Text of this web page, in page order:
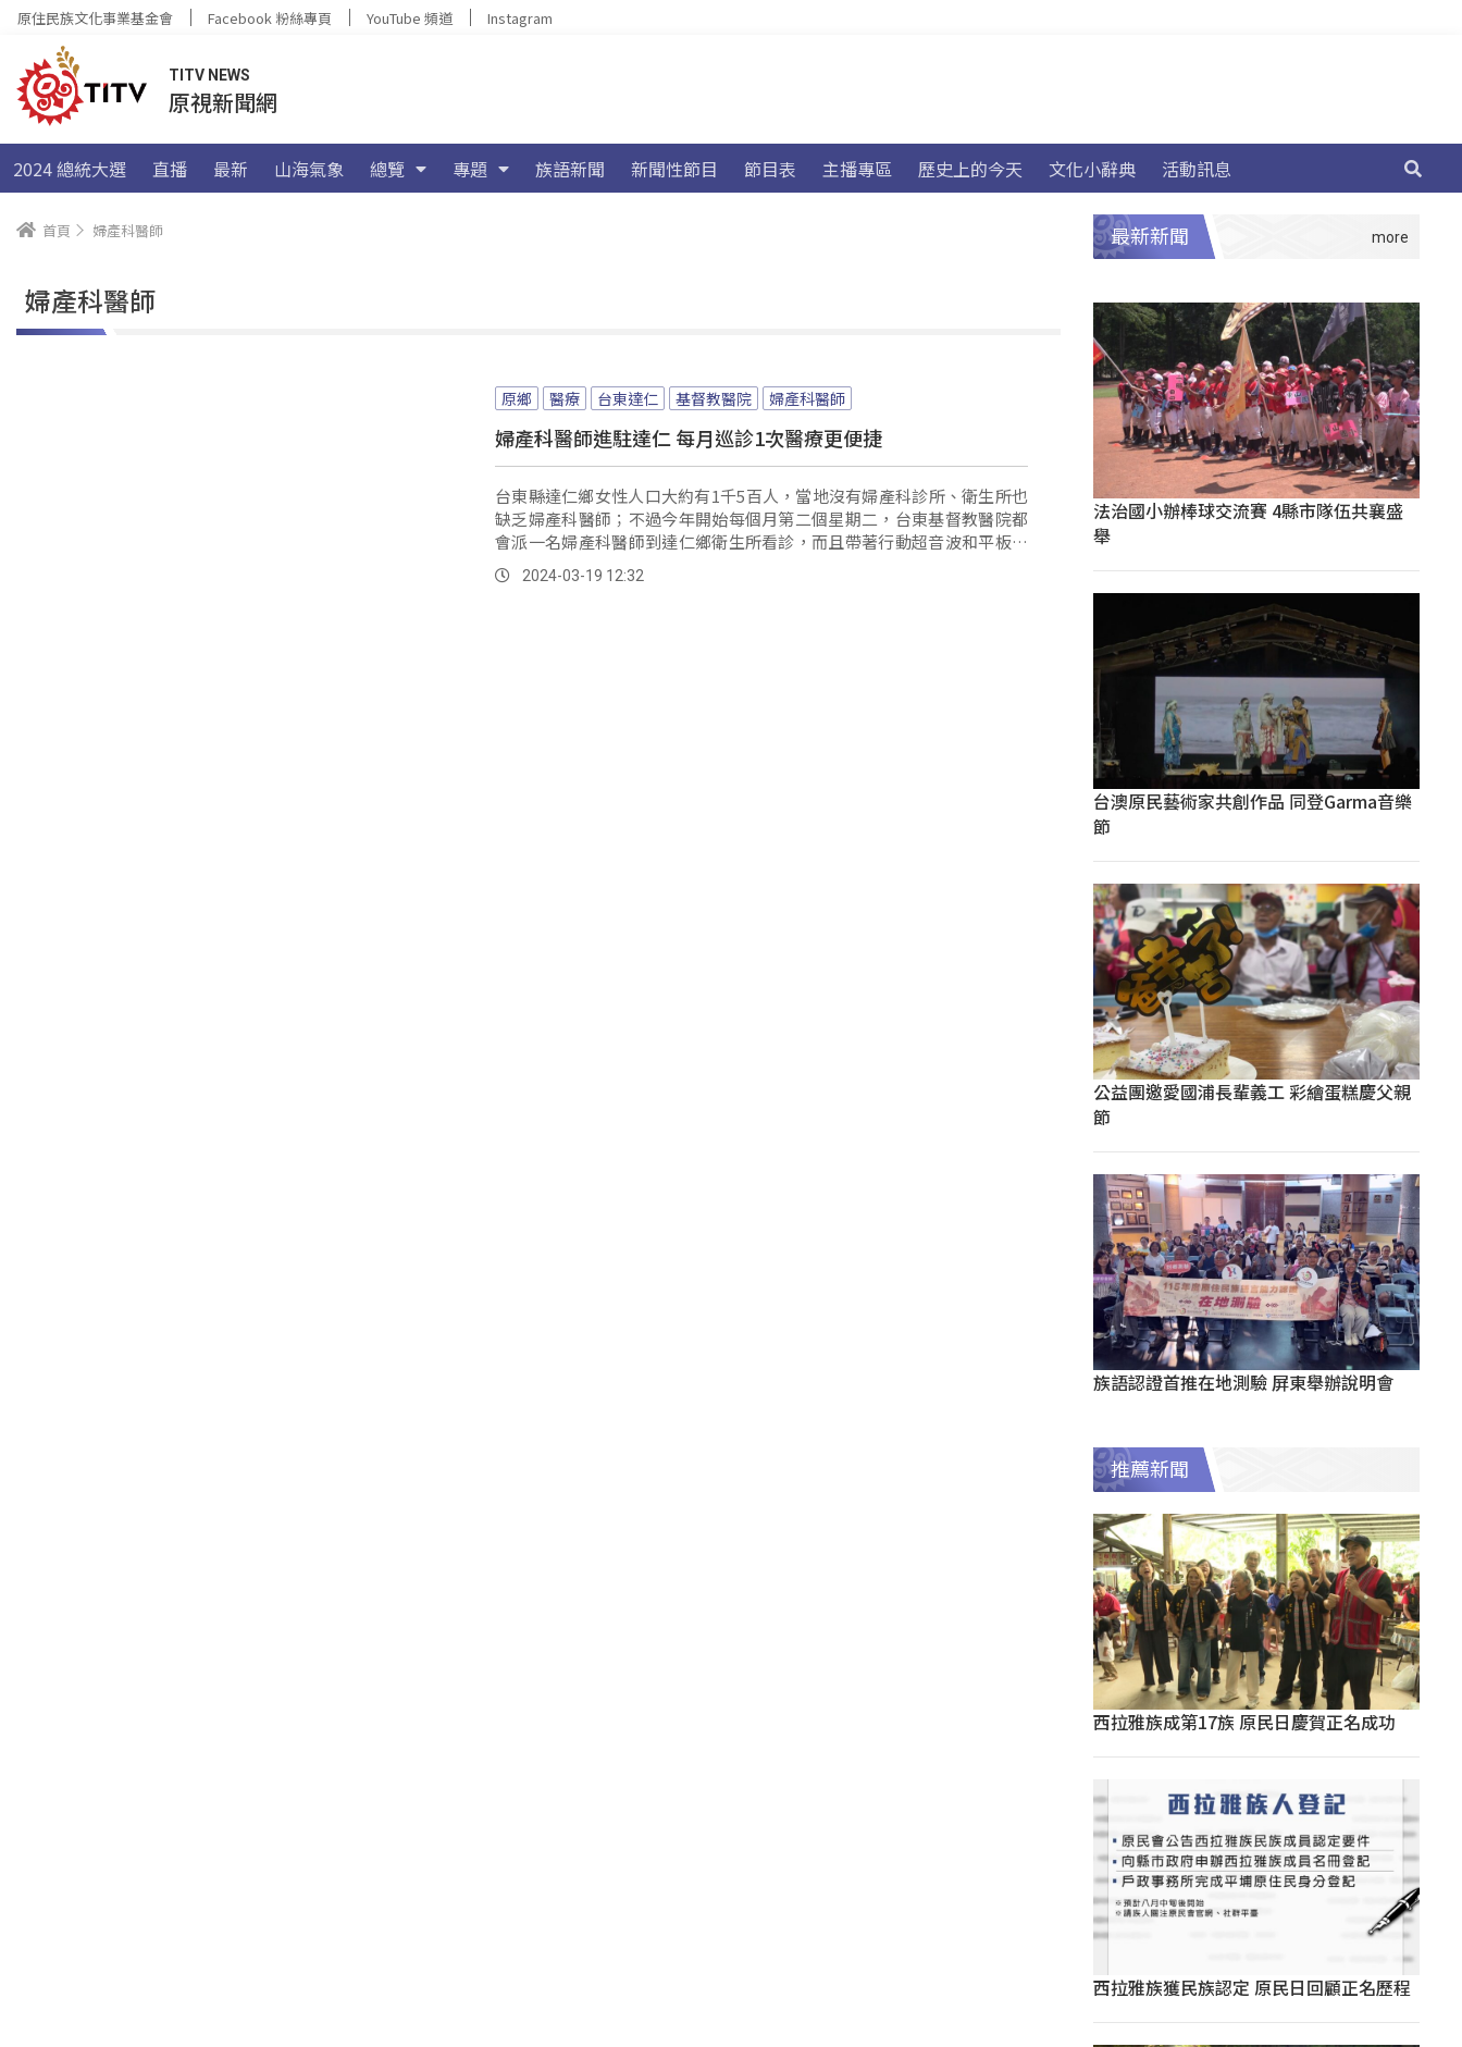
原住民族文化事業基金會 Facebook 粉絲專頁 YouTube 頻道 Instagram
TITV NEWS
原視新聞網
2024 總統大選 直播 最新 山海氣象 總覽 專題 族語新聞 新聞性節目 節目表 主播專區 歷史上的今天 文化小辭典 活動訊息
首頁 婦產科醫師
婦產科醫師
原鄉 醫療 台東達仁 基督教醫院 婦產科醫師
婦產科醫師進駐達仁 每月巡診1次醫療更便捷
台東縣達仁鄉女性人口大約有1千5百人，當地沒有婦產科診所、衛生所也
缺乏婦產科醫師；不過今年開始每個月第二個星期二，台東基督教醫院都
會派一名婦產科醫師到達仁鄉衛生所看診，而且帶著行動超音波和平板電
腦，可以提供婦女產前檢查，讓當地的婦女不用再花半天、甚至一天時間
往返市區就醫。
2024-03-19 12:32
最新新聞
法治國小辦棒球交流賽 4縣市隊伍共襄盛
舉
台澳原民藝術家共創作品 同登Garma音樂
節
公益團邀愛國浦長輩義工 彩繪蛋糕慶父親
節
族語認證首推在地測驗 屏東舉辦說明會
推薦新聞
西拉雅族成第17族 原民日慶賀正名成功
西拉雅族獲民族認定 原民日回顧正名歷程